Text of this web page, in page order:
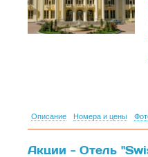
Описание Номера и цены
Акции - Отель